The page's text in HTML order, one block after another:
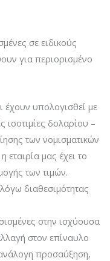
σε ειδικούς
για περιορισμένο
έχουν υπολογισθεί με
ισοτιμίες δολαρίου –
των νομισματικών
εταιρία μας έχει το
των τιμών.
διαθεσιμότητας
στην ισχύουσα
στον επίναυλο
προσαύξηση,